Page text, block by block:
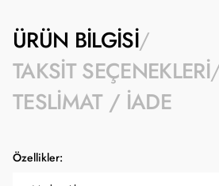
ÜRÜN BILGISI
TAKSIT SEÇENEKLERI
TESLIMAT / İADE
Özellikler: